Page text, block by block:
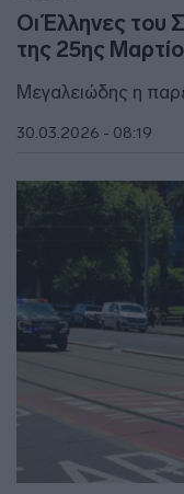
Οι Έλληνες του
της 25ης
Μεγαλειώδης η
30.03.2026 - 08:19